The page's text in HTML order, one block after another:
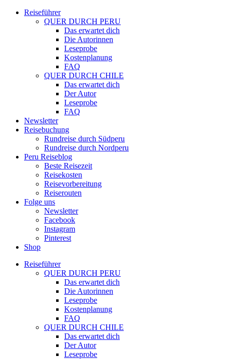
Reiseführer
QUER DURCH PERU
Das erwartet dich
Die Autorinnen
Leseprobe
Kostenplanung
FAQ
QUER DURCH CHILE
Das erwartet dich
Der Autor
Leseprobe
FAQ
Newsletter
Reisebuchung
Rundreise durch Südperu
Rundreise durch Nordperu
Peru Reiseblog
Beste Reisezeit
Reisekosten
Reisevorbereitung
Reiserouten
Folge uns
Newsletter
Facebook
Instagram
Pinterest
Shop
Reiseführer
QUER DURCH PERU
Das erwartet dich
Die Autorinnen
Leseprobe
Kostenplanung
FAQ
QUER DURCH CHILE
Das erwartet dich
Der Autor
Leseprobe